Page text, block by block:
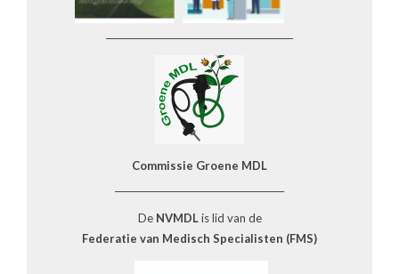
Commissie Groene MDL
De NVMDLis lid van de
Federatie van Medisch Specialisten (FMS)